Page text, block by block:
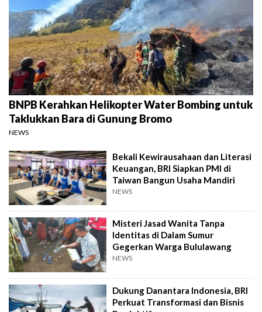
BNPB Kerahkan Helikopter Water Bombing untuk
Taklukkan Bara di Gunung Bromo
NEWS
Bekali Kewirausahaan dan Literasi
Keuangan, BRI Siapkan PMI di
Taiwan Bangun Usaha Mandiri
NEWS
Misteri Jasad Wanita Tanpa
Identitas di Dalam Sumur
Gegerkan Warga Bululawang
NEWS
Dukung Danantara Indonesia, BRI
Perkuat Transformasi dan Bisnis